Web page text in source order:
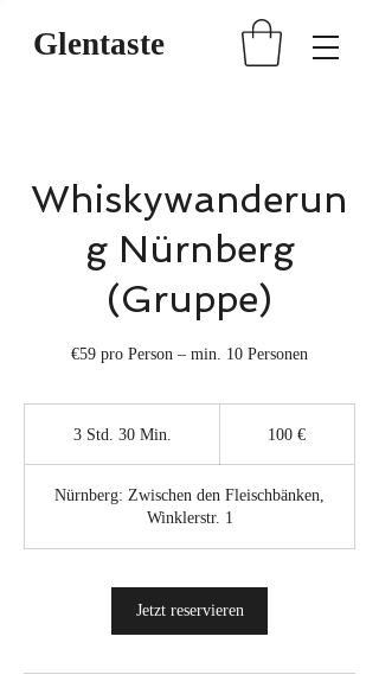
Glentaste
Whiskywanderun
g Nürnberg
(Gruppe)
€59 pro Person – min. 10 Personen
3 Std. 30 Min.
d
.
3
M
i
n
100 €
Nürnberg: Zwischen den Fleischbänken,
Winklerstr. 1
Jetzt reservieren